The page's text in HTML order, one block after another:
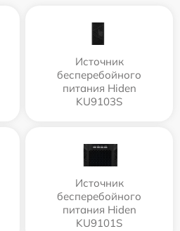
Источник
бесперебойного
питания Hiden
KU9103S
Источник
бесперебойного
питания Hiden
KU9101S